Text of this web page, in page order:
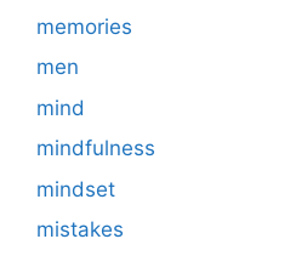
memories
men
mind
mindfulness
mindset
mistakes